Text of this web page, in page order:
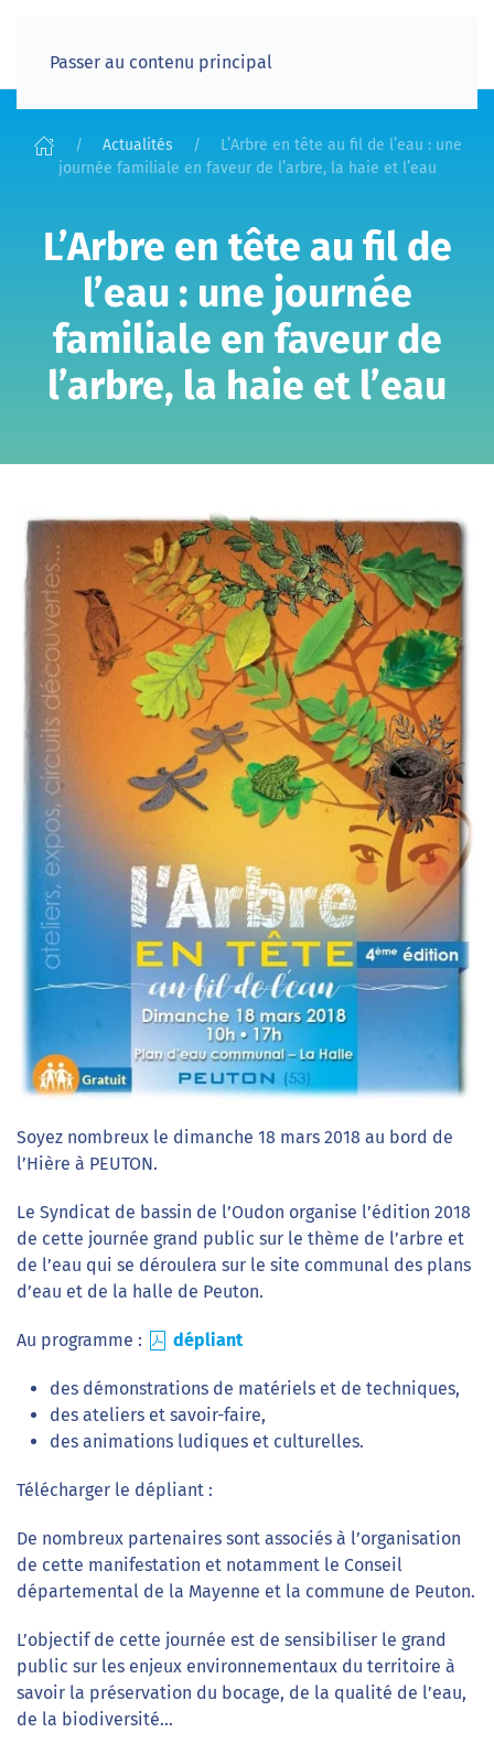
Passer au contenu principal
Actualités
L’Arbre en tête au fil de l’eau : une
journée familiale en faveur de l’arbre, la haie et l’eau
L’Arbre en tête au fil de
l’eau : une journée
familiale en faveur de
l’arbre, la haie et l’eau
Soyez nombreux le dimanche 18 mars 2018 au bord de
l’Hière à PEUTON.
Le Syndicat de bassin de l’Oudon organise l’édition 2018
de cette journée grand public sur le thème de l’arbre et
de l’eau qui se déroulera sur le site communal des plans
d’eau et de la halle de Peuton.
Au programme : dépliant
des démonstrations de matériels et de techniques,
des ateliers et savoir-faire,
des animations ludiques et culturelles.
Télécharger le dépliant :
De nombreux partenaires sont associés à l’organisation
de cette manifestation et notamment le Conseil
départemental de la Mayenne et la commune de Peuton.
L’objectif de cette journée est de sensibiliser le grand
public sur les enjeux environnementaux du territoire à
savoir la préservation du bocage, de la qualité de l’eau,
de la biodiversité…